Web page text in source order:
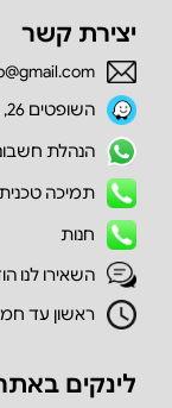
יצירת קשר
השופטים 26, חולון
הנהלת
תמיכה
חנות
השאירו לנו
ראשון עד חמישי: 08:00
לינקים